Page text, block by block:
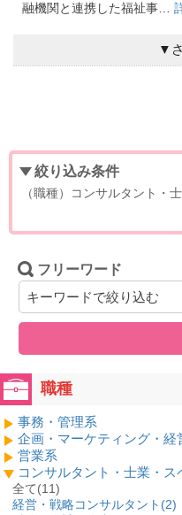
融機関と連携した福祉事…
▼
絞り込み条件
（職種）コンサルタント・
フリーワード
職種
事務・管理系
企画・マーケティング・経
営業系
コンサルタント・士業・ス
全て(11)
経営・戦略コンサルタント(2)